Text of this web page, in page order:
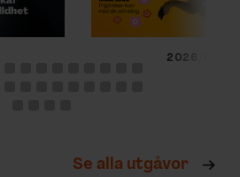
2026/4
Se alla utgåvor